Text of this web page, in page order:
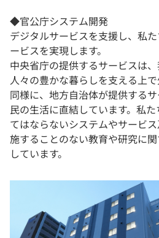
◆官公庁システム開発
デジタルサービスを支援し、私
ービスを実現します。
中央省庁の提供するサービスは
人々の豊かな暮らしを支える上で
同様に、地方自治体が提供する
民の生活に直結しています。私
てはならないシステムやサービ
施することのない教育や研究に
しています。